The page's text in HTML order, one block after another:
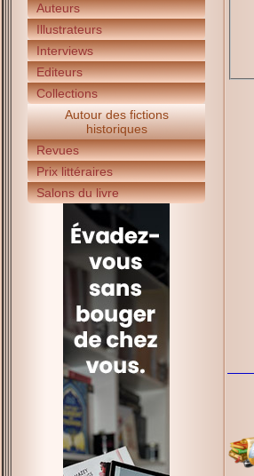
Auteurs
Illustrateurs
Interviews
Editeurs
Collections
Autour des fictions
historiques
Revues
Prix littéraires
Salons du livre